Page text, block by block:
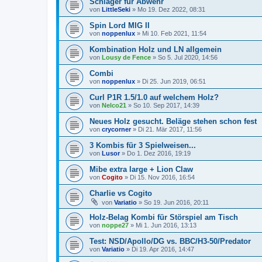
von LittleSeki » Mo 19. Dez 2022, 08:31
Spin Lord MIG II
von noppenlux » Mi 10. Feb 2021, 11:54
Kombination Holz und LN allgemein
von Lousy de Fence » So 5. Jul 2020, 14:56
Combi
von noppenlux » Di 25. Jun 2019, 06:51
Curl P1R 1.5/1.0 auf welchem Holz?
von Nelco21 » So 10. Sep 2017, 14:39
Neues Holz gesucht. Beläge stehen schon fest
von crycorner» Di 21. Mär 2017, 11:56
3 Kombis für 3 Spielweisen...
von Lusor » Do 1. Dez 2016, 19:19
Mibe extra large + Lion Claw
von Cogito » Di 15. Nov 2016, 16:54
Charlie vs Cogito
von Variatio » So 19. Jun 2016, 20:11
Holz-Belag Kombi für Störspiel am Tisch
von noppe27 » Mi 1. Jun 2016, 13:13
Test: NSD/Apollo/DG vs. BBC/H3-50/Predator
von Variatio » Di 19. Apr 2016, 14:47